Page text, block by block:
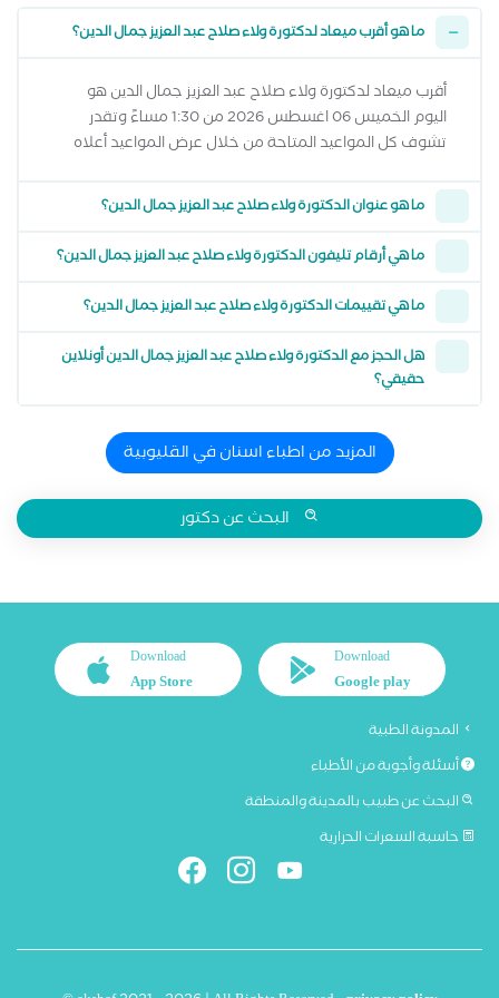
ما هو أقرب ميعاد لدكتورة ولاء صلاح عبد العزيز جمال الدين؟
أقرب ميعاد لدكتورة ولاء صلاح عبد العزيز جمال الدين هو
اليوم الخميس 06 اغسطس 2026 من 1:30 مساءً وتقدر
تشوف كل المواعيد المتاحة من خلال عرض المواعيد أعلاه
ما هو عنوان الدكتورة ولاء صلاح عبد العزيز جمال الدين؟
ما هي أرقام تليفون الدكتورة ولاء صلاح عبد العزيز جمال الدين؟
ما هي تقييمات الدكتورة ولاء صلاح عبد العزيز جمال الدين؟
هل الحجز مع الدكتورة ولاء صلاح عبد العزيز جمال الدين أونلاين
حقيقي؟
المزيد من اطباء اسنان في القليوبية
البحث عن دكتور
Download
Google play
Download
App Store
المدونة الطبية
أسئلة وأجوبة من الأطباء
البحث عن طبيب بالمدينة والمنطقة
حاسبة السعرات الحرارية